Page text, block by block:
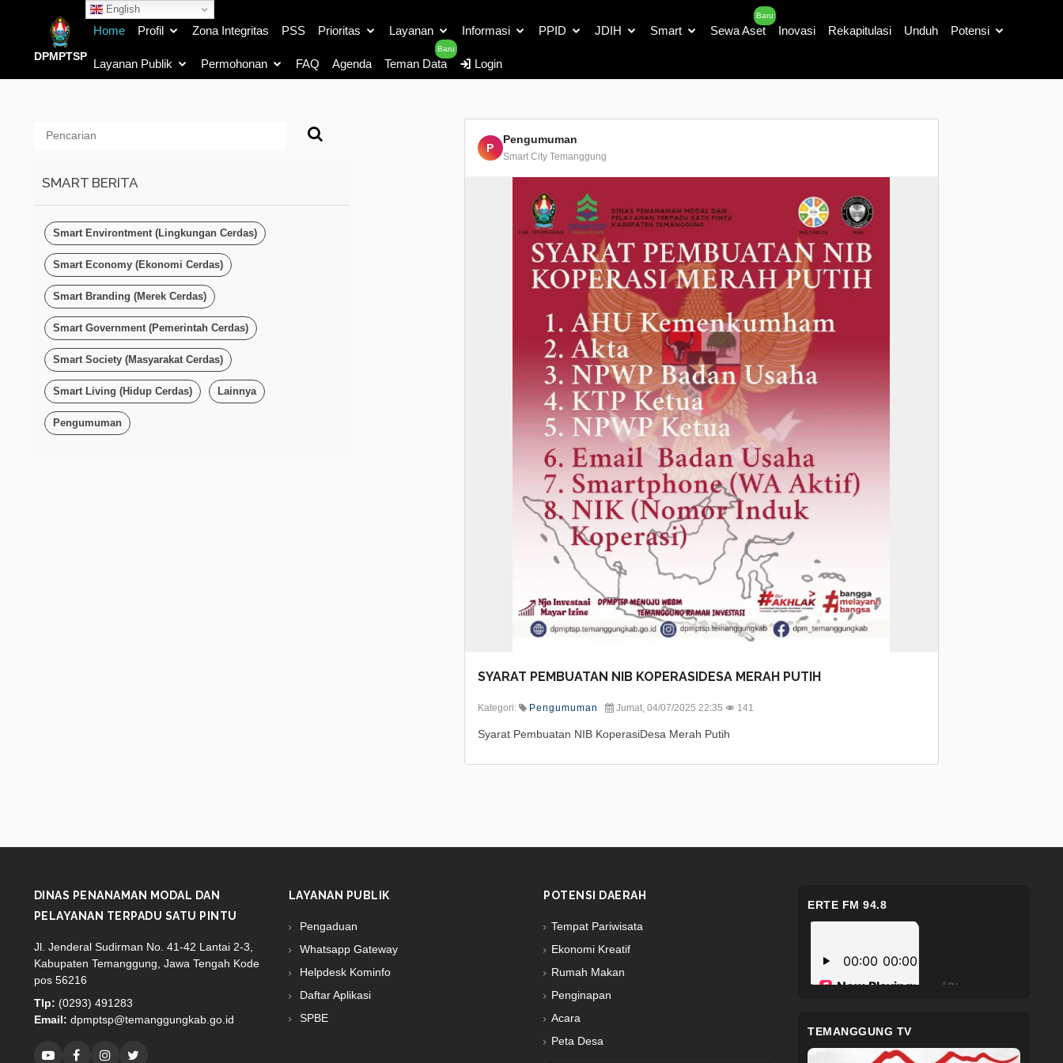
English
DPMPTSP
Home Profil Zona Integritas PSS Prioritas Layanan Informasi PPID JDIH Smart Sewa Aset
Baru
Inovasi Rekapitulasi Unduh Potensi
Layanan Publik Permohonan FAQ Agenda Teman Data
Baru
Login
SMART BERITA
Smart Environtment (Lingkungan Cerdas)
Smart Economy (Ekonomi Cerdas)
Smart Branding (Merek Cerdas)
Smart Government (Pemerintah Cerdas)
Smart Society (Masyarakat Cerdas)
Smart Living (Hidup Cerdas) Lainnya
Pengumuman
P
Pengumuman
Smart City Temanggung
SYARAT PEMBUATAN NIB KOPERASIDESA MERAH PUTIH
Kategori: Pengumuman Jumat, 04/07/2025 22:35 141
Syarat Pembuatan NIB KoperasiDesa Merah Putih
DINAS PENANAMAN MODAL DAN
PELAYANAN TERPADU SATU PINTU
Jl. Jenderal Sudirman No. 41-42 Lantai 2-3,
Kabupaten Temanggung, Jawa Tengah Kode
pos 56216
Tlp: (0293) 491283
Email: dpmptsp@temanggungkab.go.id
LAYANAN PUBLIK
Pengaduan
Whatsapp Gateway
Helpdesk Kominfo
Daftar Aplikasi
SPBE
POTENSI DAERAH
Tempat Pariwisata
Ekonomi Kreatif
Rumah Makan
Penginapan
Acara
Peta Desa
ERTE FM 94.8
TEMANGGUNG TV